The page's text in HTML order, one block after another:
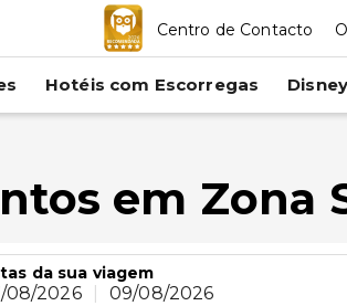
Centro de Contacto
Hotéis com Escorregas
em Zona
da sua viagem
08/2026 09/08/2026